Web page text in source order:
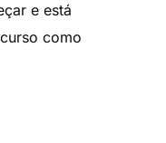
e está
como